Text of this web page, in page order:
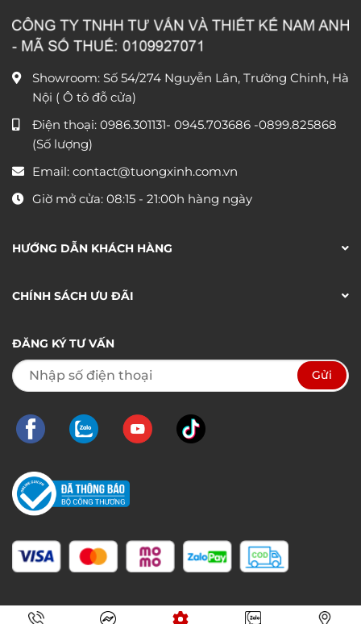
Showroom: Số 54/274 Nguyễn Lân, Trường Chinh, Hà
Nội ( Ô tô đỗ cửa)
Điện thoại: 0986.301131- 0945.703686 -0899.825868
(Số lượng)
Email: contact@tuongxinh.com.vn
Giờ mở cửa: 08:15 - 21:00h hàng ngày
HƯỚNG DẪN KHÁCH HÀNG
CHÍNH SÁCH ƯU ĐÃI
ĐĂNG KÝ TƯ VẤN